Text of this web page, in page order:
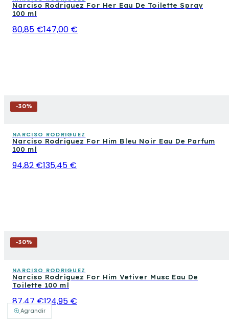
Agrandir
Narciso Rodriguez For Her Eau De Toilette Spray
100 ml
80,85 €147,00 €
-30%
NARCISO RODRIGUEZ
Narciso Rodriguez For Him Bleu Noir Eau De Parfum
100 ml
94,82 €135,45 €
-30%
NARCISO RODRIGUEZ
Narciso Rodriguez For Him Vetiver Musc Eau De
Toilette 100 ml
87,47 €124,95 €